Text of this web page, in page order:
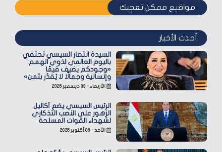
مواضيع ممكن تعجبك
أحدث الأخبار
السيدة انتصار السيسي تحتفي
باليوم العالمي لذوي الهمم:
«وجودكم يضيف قيمًا
وإنسانية وجمالًا لا يُقدّر بثمن»
الأربعاء - ٠٣ ديسمبر ٢٠٢٥
الرئيس السيسي يضع أكاليل
الزهور على النصب التذكاري
لشهداء القوات المسلحة
الأحد - ٠٥ أكتوبر ٢٠٢٥